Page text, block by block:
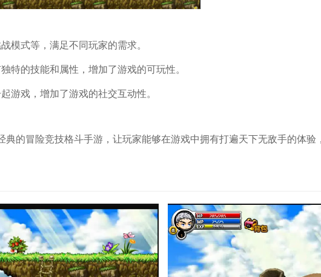
模式等，满足不同玩家的需求。
特的技能和属性，增加了游戏的可玩性。
游戏，增加了游戏的社交互动性。
典的冒险竞技格斗手游，让玩家能够在游戏中拥有打遍天下无敌手的体验